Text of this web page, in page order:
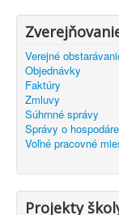
Verejné
Objednávky
Faktúry
Zmluvy
Súhrnné správy
Správy o
Voľné pracovné
Projekty